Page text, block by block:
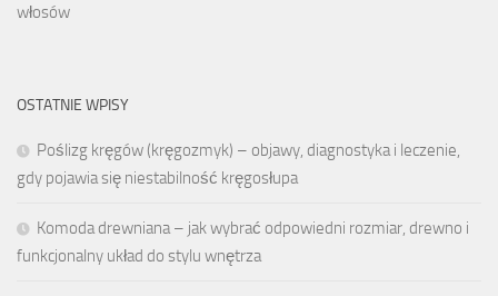
włosów
OSTATNIE WPISY
Poślizg kręgów (kręgozmyk) – objawy, diagnostyka i leczenie,
gdy pojawia się niestabilność kręgosłupa
Komoda drewniana – jak wybrać odpowiedni rozmiar, drewno i
funkcjonalny układ do stylu wnętrza